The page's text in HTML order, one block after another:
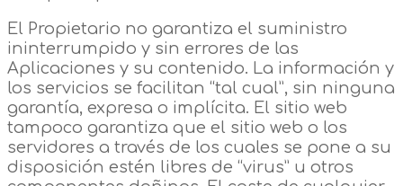
El Propietario no garantiza el suministro
ininterrumpido y sin errores de las
Aplicaciones y su contenido. La información y
los servicios se facilitan “tal cual”, sin ninguna
garantía, expresa o implícita. El sitio web
tampoco garantiza que el sitio web o los
servidores a través de los cuales se pone a su
disposición estén libres de “virus” u otros